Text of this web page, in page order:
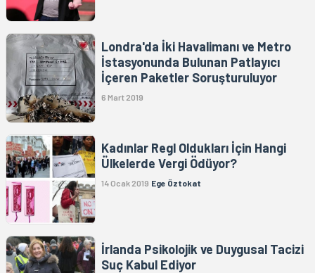
Londra'da İki Havalimanı ve Metro
İstasyonunda Bulunan Patlayıcı
İçeren Paketler Soruşturuluyor
6 Mart 2019
Kadınlar Regl Oldukları İçin Hangi
Ülkelerde Vergi Ödüyor?
14 Ocak 2019 Ege Öztokat
İrlanda Psikolojik ve Duygusal Tacizi
Suç Kabul Ediyor